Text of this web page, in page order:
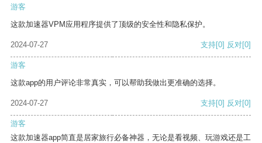
游客
这款加速器VPM应用程序提供了顶级的安全性和隐私保护。
2024-07-27 支持[0] 反对[0]
游客
这款app的用户评论非常真实，可以帮助我做出更准确的选择。
2024-07-27 支持[0] 反对[0]
游客
这款加速器app简直是居家旅行必备神器，无论是看视频、玩游戏还是工